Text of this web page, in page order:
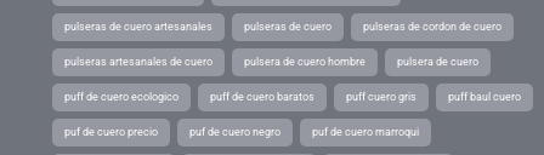
pulseras de cuero artesanales pulseras de cuero pulseras de cordon de cuero
pulseras artesanales de cuero pulsera de cuero hombre pulsera de cuero
puff de cuero ecologico puff de cuero baratos puff cuero gris puff baul cuero
puf de cuero precio puf de cuero negro puf de cuero marroqui